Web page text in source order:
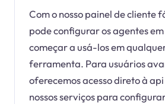
Com o nosso painel de cliente
pode configurar os agentes
começar a usá-los em
ferramenta. Para usuários
oferecemos acesso direto à
nossos serviços para